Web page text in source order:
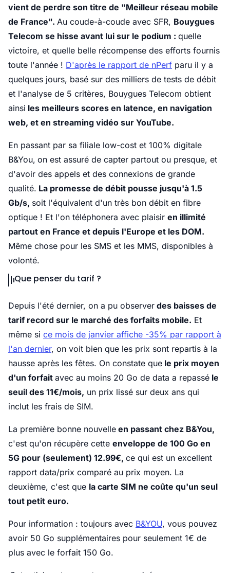
vient de perdre son titre de "Meilleur réseau mobile
de France". Au coude-à-coude avec SFR, Bouygues
Telecom se hisse avant lui sur le podium : quelle
victoire, et quelle belle récompense des efforts fournis
toute l'année ! D'après le rapport de nPerf paru il y a
quelques jours, basé sur des milliers de tests de débit
et l'analyse de 5 critères, Bouygues Telecom obtient
ainsi les meilleurs scores en latence, en navigation
web, et en streaming vidéo sur YouTube.
En passant par sa filiale low-cost et 100% digitale
B&You, on est assuré de capter partout ou presque, et
d'avoir des appels et des connexions de grande
qualité. La promesse de débit pousse jusqu'à 1.5
Gb/s, soit l'équivalent d'un très bon débit en fibre
optique ! Et l'on téléphonera avec plaisir en illimité
partout en France et depuis l'Europe et les DOM.
Même chose pour les SMS et les MMS, disponibles à
volonté.
Que penser du tarif ?
Depuis l'été dernier, on a pu observer des baisses de
tarif record sur le marché des forfaits mobile. Et
même si ce mois de janvier affiche -35% par rapport à
l'an dernier, on voit bien que les prix sont repartis à la
hausse après les fêtes. On constate que le prix moyen
d'un forfait avec au moins 20 Go de data a repassé le
seuil des 11€/mois, un prix lissé sur deux ans qui
inclut les frais de SIM.
La première bonne nouvelle en passant chez B&You,
c'est qu'on récupère cette enveloppe de 100 Go en
5G pour (seulement) 12.99€, ce qui est un excellent
rapport data/prix comparé au prix moyen. La
deuxième, c'est que la carte SIM ne coûte qu'un seul
tout petit euro.
Pour information : toujours avec B&YOU, vous pouvez
avoir 50 Go supplémentaires pour seulement 1€ de
plus avec le forfait 150 Go.